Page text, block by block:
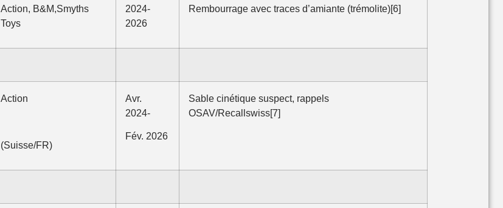
Action, B&M,Smyths
Toys
2024-
2026
Rembourrage avec traces d’amiante (trémolite)[6]
Action
(Suisse/FR)
Avr.
2024-
Fév. 2026
Sable cinétique suspect, rappels
OSAV/Recallswiss[7]